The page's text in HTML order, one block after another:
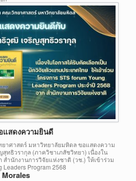
แสดงความยินดี
าศาสตร์ มหาวิทยาลัยมหิดล ขอแสดงความ
ทธิวรากุล (ภาควิชาเภสัชวิทยา) เนื่องใน
สำนักงานการวิจัยแห่งชาติ (วช.) ให้เข้าร่วม
Leaders Program 2568
Morales